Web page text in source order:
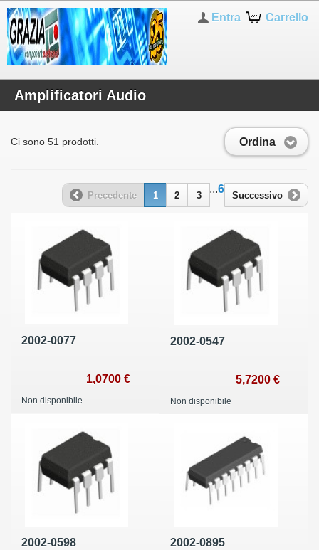
Carrello
Entra
Amplificatori Audio
Ordina
Ci sono 51 prodotti.
Precedente 1 2 3
...6
Successivo
2002-0077
1,0700 €
Non disponibile
2002-0547
5,7200 €
Non disponibile
2002-0598 2002-0895